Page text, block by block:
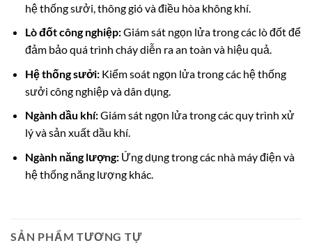
hệ thống sưởi, thông gió và điều hòa không khí.
Lò đốt công nghiệp:Giám sát ngọn lửa trong các lò đốt để
đảm bảo quá trình cháy diễn ra an toàn và hiệu quả.
Hệ thống sưởi:Kiểm soát ngọn lửa trong các hệ thống
sưởi công nghiệp và dân dụng.
Ngành dầu khí:Giám sát ngọn lửa trong các quy trình xử
lý và sản xuất dầu khí.
Ngành năng lượng:Ứng dụng trong các nhà máy điện và
hệ thống năng lượng khác.
SẢN PHẨM TƯƠNG TỰ